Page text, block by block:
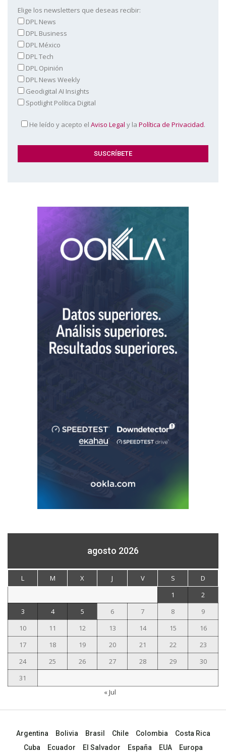
Elige los newsletters que deseas recibir:
DPL News
DPL Business
DPL México
DPL Tech
DPL Opinión
DPL News Weekly
Geodigital AI Insights
Spotlight Política Digital
He leído y acepto el Aviso Legal y la Política de Privacidad.
agosto 2026
L M X J V S
D
1
2
3
4 5 6 7 8
9
10
11 12 13 14 15
16
17
18 19 20 21 22
23
24
25 26 27 28 29
30
31
« Jul
Argentina Bolivia Brasil Chile Colombia
Costa Rica
Cuba
Ecuador El Salvador España EUA Europa